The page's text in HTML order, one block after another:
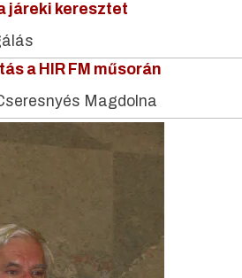
járeki keresztet
a HIR FM műsorán
Magdolna